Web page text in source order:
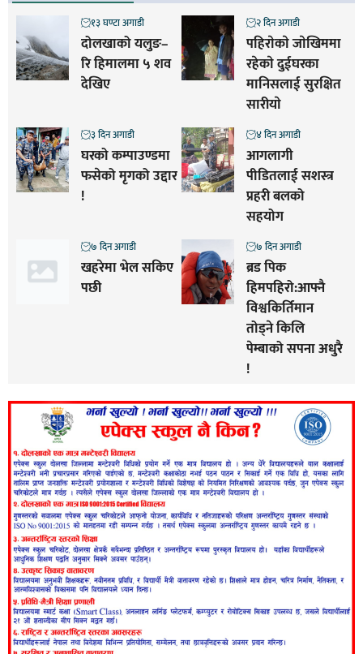
दोलखाको यलुङ–
रि हिमालमा ५ शव
देखिए
१३ घण्टा अगाडी
पहिराेकाे जाेखिममा
रहेकाे दुईघरका
मानिसलाई सुरक्षित
सारीयाे
२ दिन अगाडी
घरको कम्पाउण्डमा
फसेको मृगको उद्दार
!
३ दिन अगाडी
आगलागी
पीडितलाई सशस्त्र
प्रहरी बलको
सहयोग
४ दिन अगाडी
खहरेमा भेल सकिए
पछी
७ दिन अगाडी
ब्रड पिक
हिमपहिरो:आफ्नै
विश्वकिर्तिमान
तोड्ने किलि
पेम्बाको सपना अधुरै
!
७ दिन अगाडी